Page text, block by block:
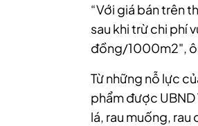
“Với giá bán trên
sau khi trừ chi phí
đồng/1000m2",
Từ những nỗ lực
phẩm được UBND
lá, rau muống, rau